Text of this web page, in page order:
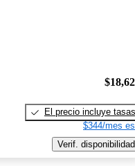
El precio incluye tasas
$344/mes
Verif. disponibilidad